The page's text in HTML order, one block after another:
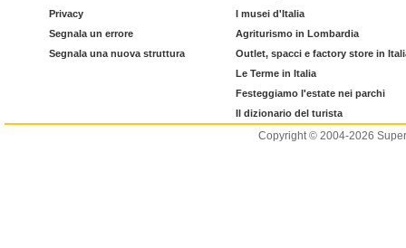
Privacy
Segnala un errore
Segnala una nuova struttura
I musei d'Italia
Agriturismo in Lombardia
Outlet, spacci e factory store in
Le Terme in Italia
Festeggiamo l'estate nei parchi
Il dizionario del turista
Copyright © 2004-2026